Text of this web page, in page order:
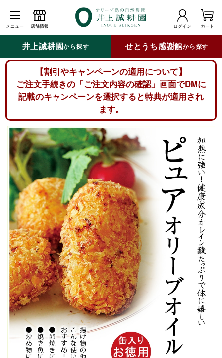
メニュー 店舗情報 ログイン カート
井上誠耕園から探す せとうち感謝館から探す
【割引やキャンペーンの適用について】
ご注文手続きの「ご注文内容の確認」画面でDMに
記載のキャンペーンを選択すると特典が適用され
ます。